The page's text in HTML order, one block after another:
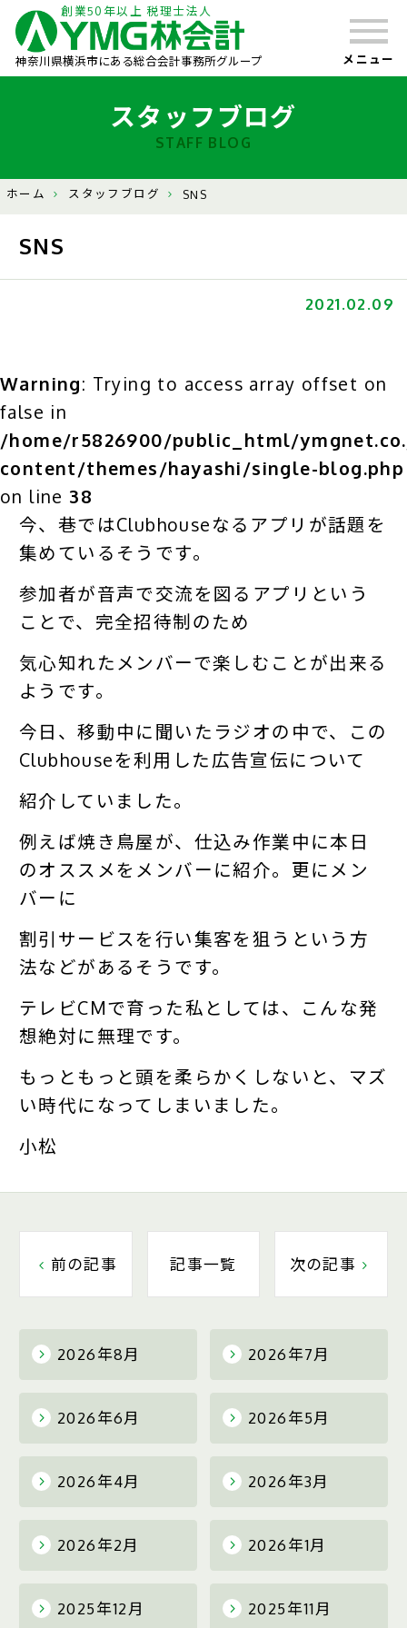
創業50年以上 税理士法人
神奈川県横浜市にある総合会計事務所グループ メニュー
スタッフブログ
STAFF BLOG
ホーム スタッフブログ SNS
2026年8月 2026年7月
2026年6月 2026年5月
2026年4月 2026年3月
2026年2月 2026年1月
2025年12月 2025年11月
SNS
2021.02.09
Warning: Trying to access array offset on
false in
/home/r5826900/public_html/
content/themes/hayashi/single-blog.php
on line 38
今、巷ではClubhouseなるアプリが話題を
集めているそうです。
参加者が音声で交流を図るアプリという
ことで、完全招待制のため
気心知れたメンバーで楽しむことが出来る
ようです。
今日、移動中に聞いたラジオの中で、この
Clubhouseを利用した広告宣伝について
紹介していました。
例えば焼き鳥屋が、仕込み作業中に本日
のオススメをメンバーに紹介。更にメン
バーに
割引サービスを行い集客を狙うという方
法などがあるそうです。
テレビCMで育った私としては、こんな発
想絶対に無理です。
もっともっと頭を柔らかくしないと、マズ
い時代になってしまいました。
小松
前の記事 記事一覧 次の記事